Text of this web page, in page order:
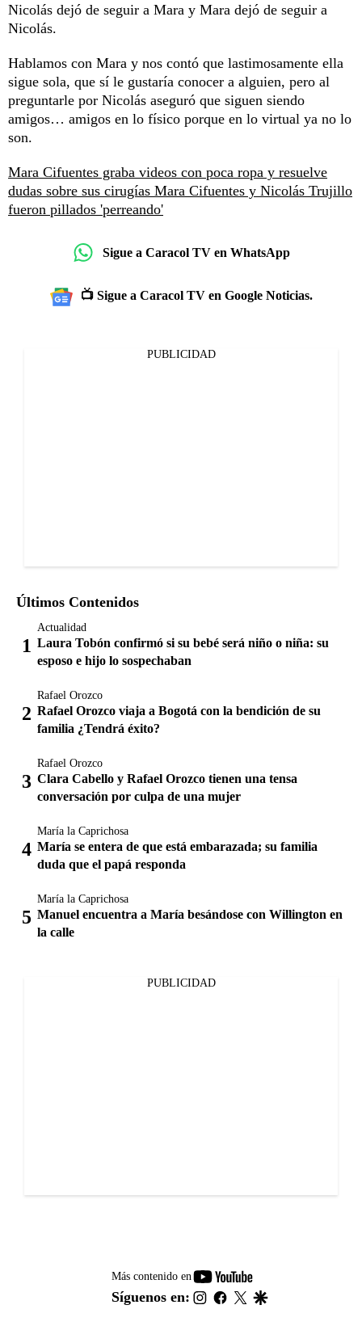
Nicolás dejó de seguir a Mara y Mara dejó de seguir a
Nicolás.
Hablamos con Mara y nos contó que lastimosamente ella
sigue sola, que sí le gustaría conocer a alguien, pero al
preguntarle por Nicolás aseguró que siguen siendo
amigos… amigos en lo físico porque en lo virtual ya no lo
son.
Mara Cifuentes graba videos con poca ropa y resuelve
dudas sobre sus cirugías Mara Cifuentes y Nicolás Trujillo
fueron pillados 'perreando'
Sigue a Caracol TV en WhatsApp
📺 Sigue a Caracol TV en Google Noticias.
PUBLICIDAD
Últimos Contenidos
Actualidad
Laura Tobón confirmó si su bebé será niño o niña: su
esposo e hijo lo sospechaban
Rafael Orozco
Rafael Orozco viaja a Bogotá con la bendición de su
familia ¿Tendrá éxito?
Rafael Orozco
Clara Cabello y Rafael Orozco tienen una tensa
conversación por culpa de una mujer
María la Caprichosa
María se entera de que está embarazada; su familia
duda que el papá responda
María la Caprichosa
Manuel encuentra a María besándose con Willington en
la calle
PUBLICIDAD
Más contenido en
youtube-
footer
Síguenos en: instagram
facebook
twitter